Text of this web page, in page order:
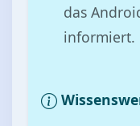
das
informiert.